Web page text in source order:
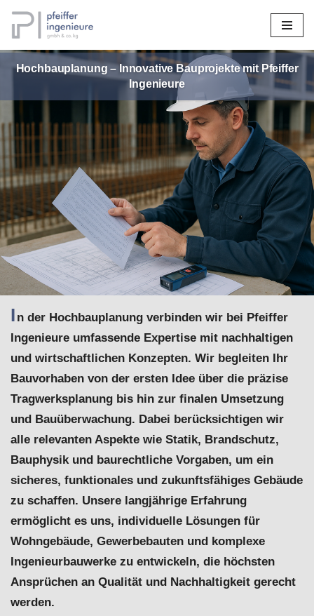
Zum
Inhalt
springen
Hochbauplanung – Innovative Bauprojekte mit Pfeiffer
Ingenieure
I n der Hochbauplanung verbinden wir bei Pfeiffer
Ingenieure umfassende Expertise mit nachhaltigen
und wirtschaftlichen Konzepten. Wir begleiten Ihr
Bauvorhaben von der ersten Idee über die präzise
Tragwerksplanung bis hin zur finalen Umsetzung
und Bauüberwachung. Dabei berücksichtigen wir
alle relevanten Aspekte wie Statik, Brandschutz,
Bauphysik und baurechtliche Vorgaben, um ein
sicheres, funktionales und zukunftsfähiges Gebäude
zu schaffen. Unsere langjährige Erfahrung
ermöglicht es uns, individuelle Lösungen für
Wohngebäude, Gewerbebauten und komplexe
Ingenieurbauwerke zu entwickeln, die höchsten
Ansprüchen an Qualität und Nachhaltigkeit gerecht
werden.